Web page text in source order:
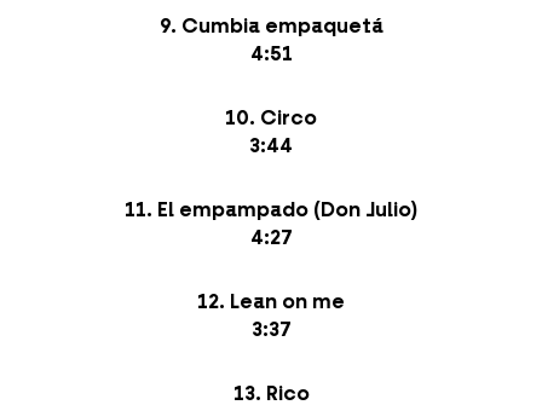
9. Cumbia empaquetá
4:51
10. Circo
3:44
11. El empampado (Don Julio)
4:27
12. Lean on me
3:37
13. Rico